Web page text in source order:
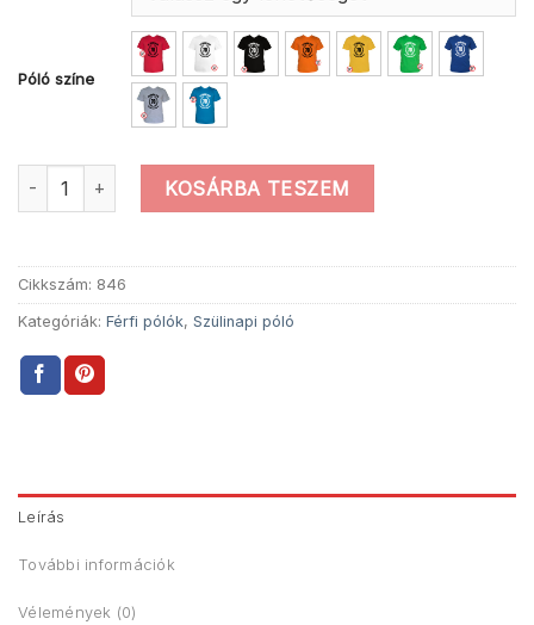
Póló színe
Férfi örök ifjú 70 szülinapi póló mennyiség
KOSÁRBA TESZEM
Cikkszám: 846
Kategóriák: Férfi pólók, Szülinapi póló
Leírás
További információk
Vélemények (0)